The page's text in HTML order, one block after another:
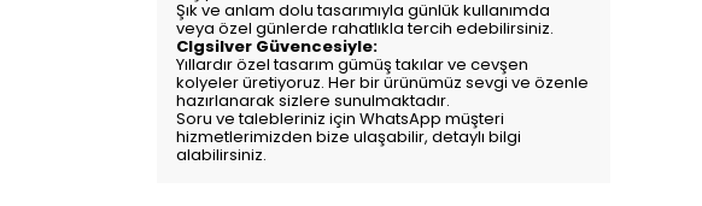
Şık ve anlam dolu tasarımıyla günlük kullanımda
veya özel günlerde rahatlıkla tercih edebilirsiniz.
Clgsilver Güvencesiyle:
Yıllardır özel tasarım gümüş takılar ve cevşen
kolyeler üretiyoruz. Her bir ürünümüz sevgi ve özenle
hazırlanarak sizlere sunulmaktadır.
Soru ve talebleriniz için WhatsApp müşteri
hizmetlerimizden bize ulaşabilir, detaylı bilgi
alabilirsiniz.